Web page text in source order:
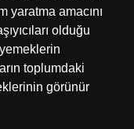
yaratma amacını
olduğu
toplumdaki
görünür